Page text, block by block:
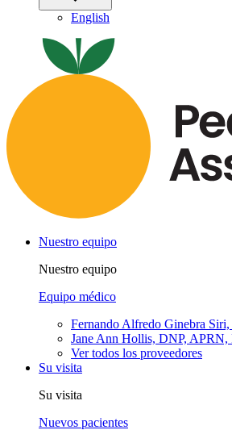
English
Nuestro equipo
Nuestro equipo
Equipo médico
Fernando Alfredo Ginebra
Jane Ann Hollis, DNP, APRN,
Ver todos los proveedores
Su visita
Su visita
Nuevos pacientes